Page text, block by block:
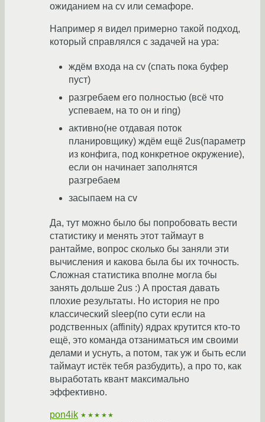
ожиданием на cv или семафоре.
Например я видел примерно такой подход,
который справлялся с задачей на ура:
ждём входа на cv (спать пока буфер
пуст)
разгребаем его полностью (всё что
успеваем, на то он и ring)
активно(не отдавая поток
планировщику) ждём ещё 2us(параметр
из конфига, под конкретное окружение),
если он начинает заполнятся
разгребаем
засыпаем на cv
Да, тут можно было бы попробовать вести
статистику и менять этот таймаут в
рантайме, вопрос сколько бы заняли эти
вычисления и какова была бы их точность.
Сложная статистика вполне могла бы
занять дольше 2us :) А простая давать
плохие результаты. Но история не про
классический sleep(по сути если на
родственных (affinity) ядрах крутится кто-то
ещё, это команда отзаниматься им своими
делами и уснуть, а потом, так уж и быть если
таймаут истёк тебя разбудить), а про то, как
выработать квант максимально
эффективно.
pon4ik ★★★★★